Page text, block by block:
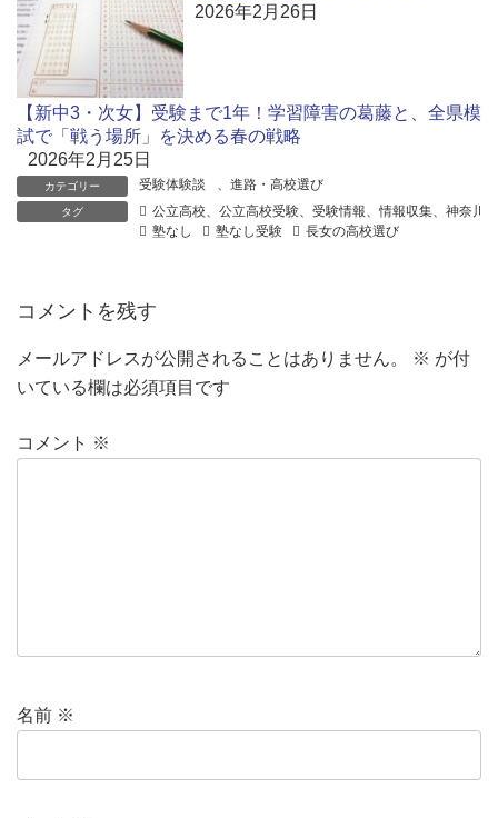
2026年2月26日
【新中3・次女】受験まで1年！学習障害の葛藤と、全県模
試で「戦う場所」を決める春の戦略
2026年2月25日
カテゴリー 受験体験談 、 進路・高校選び
タグ
公立高校、公立高校受験、受験情報、情報収集、神奈川
塾なし
塾なし受験 長女の高校選び
コメントを残す
メールアドレスが公開されることはありません。 ※ が付
いている欄は必須項目です
コメント ※
名前 ※